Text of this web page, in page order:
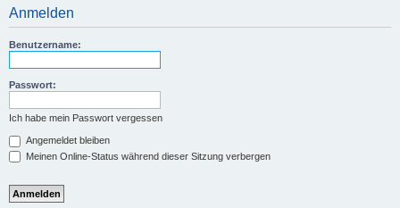
Anmelden
Benutzername:
Passwort:
Ich habe mein Passwort vergessen
Angemeldet bleiben
Meinen Online-Status während dieser Sitzung verbergen